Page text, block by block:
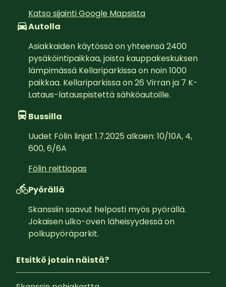
Katso sijainti Google Mapsista
Autolla
Asiakkaiden käytössä on yhteensä 2400
pysäköintipaikkaa, joista kauppakeskuksen
lämpimässä Kellariparkissa on noin 1000
paikkaa. Kellariparkissa on 26 Virran ja 7 K-
Lataus-latauspistettä sähköautoille.
Bussilla
Uudet Fölin linjat 1.7.2025 alkaen: 10/10A, 4,
600, 6/6A
Fölin reittiopas
Pyörällä
Skanssiin saavut helposti myös pyörällä.
Jokaisen ulko-oven läheisyydessä on
polkupyöräparkit.
Etsitkö jotain näistä?